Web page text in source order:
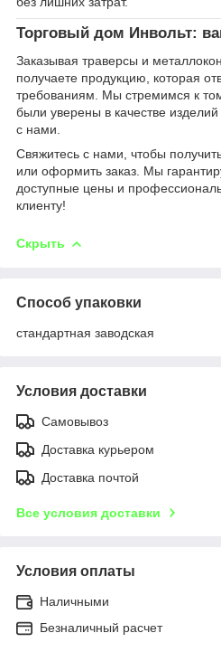
Торговый дом Инвольт:
Заказывая траверсы и
получаете продукцию, которая
требованиям. Мы стремимся к
были уверены в качестве
с нами.
Свяжитесь с нами, чтобы
или оформить заказ. Мы
доступные цены и
клиенту!
Скрыть
Способ упаковки
стандартная заводская
Условия доставки
Самовывоз
Доставка курьером
Доставка почтой
Все условия доставки
Условия оплаты
Наличными
Безналичный расчет